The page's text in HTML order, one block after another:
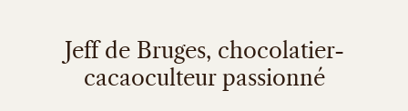
Jeff de Bruges, chocolatier-
cacaoculteur passionné